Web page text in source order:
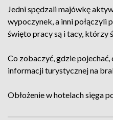
Jedni spędzali majówkę
wypoczynek, a inni połączyli
święto pracy są i tacy, którzy
Co zobaczyć, gdzie
informacji turystycznej na
Obłożenie w hotelach sięga